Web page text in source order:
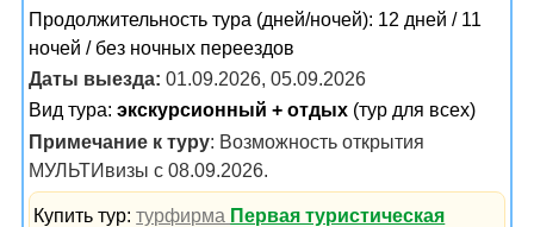
Продолжительность тура (дней/ночей): 12 дней / 11
ночей / без ночных переездов
Даты выезда: 01.09.2026, 05.09.2026
Вид тура: экскурсионный + отдых (тур для всех)
Примечание к туру: Возможность открытия
МУЛЬТИвизы с 08.09.2026.
Купить тур:турфирма Первая туристическая